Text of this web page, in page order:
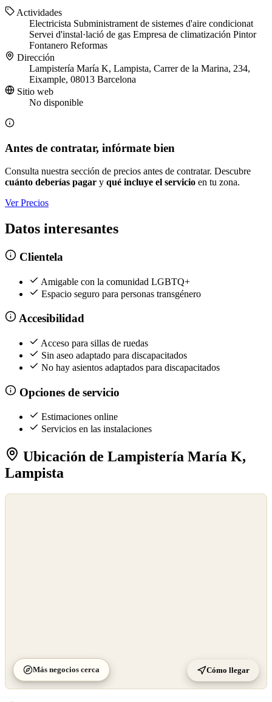
Actividades
Electricista Subministrament de sistemes d'aire condicionat
Servei d'instal·lació de gas Empresa de climatización Pintor
Fontanero Reformas
Dirección
Lampistería María K, Lampista, Carrer de la Marina, 234,
Eixample, 08013 Barcelona
Sitio web
No disponible
Antes de contratar, infórmate bien
Consulta nuestra sección de precios antes de contratar. Descubre
cuánto deberías pagar y qué incluye el servicio en tu zona.
Ver Precios
Datos interesantes
Clientela
Amigable con la comunidad LGBTQ+
Espacio seguro para personas transgénero
Accesibilidad
Acceso para sillas de ruedas
Sin aseo adaptado para discapacitados
No hay asientos adaptados para discapacitados
Opciones de servicio
Estimaciones online
Servicios en las instalaciones
Ubicación de Lampistería María K,
Lampista
Más negocios cerca Cómo llegar